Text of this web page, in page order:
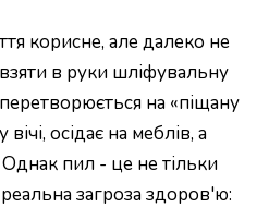
корисне, але далеко не
в руки шліфувальну
на «піщану
осідає на меблів, а
пил - це не тільки
загроза здоров'ю: